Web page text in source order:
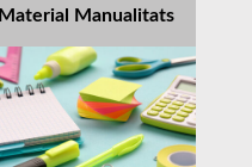
Material Manualitats